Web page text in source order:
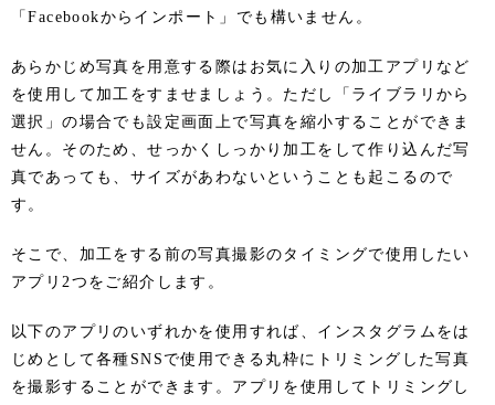
「Facebookからインポート」でも構いません。
あらかじめ写真を用意する際はお気に入りの加工アプリなど
を使用して加工をすませましょう。ただし「ライブラリから
選択」の場合でも設定画面上で写真を縮小することができま
せん。そのため、せっかくしっかり加工をして作り込んだ写
真であっても、サイズがあわないということも起こるので
す。
そこで、加工をする前の写真撮影のタイミングで使用したい
アプリ2つをご紹介します。
以下のアプリのいずれかを使用すれば、インスタグラムをは
じめとして各種SNSで使用できる丸枠にトリミングした写真
を撮影することができます。アプリを使用してトリミングし